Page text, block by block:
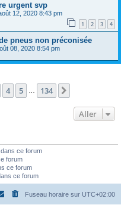
urgent svp
12, 2020 8:43 pm
1 2 3 4
pneus non préconisée
08, 2020 8:54 pm
4 5 134
Aller
ce forum
forum
ce forum
ce forum
Fuseau horaire sur UTC+02:00